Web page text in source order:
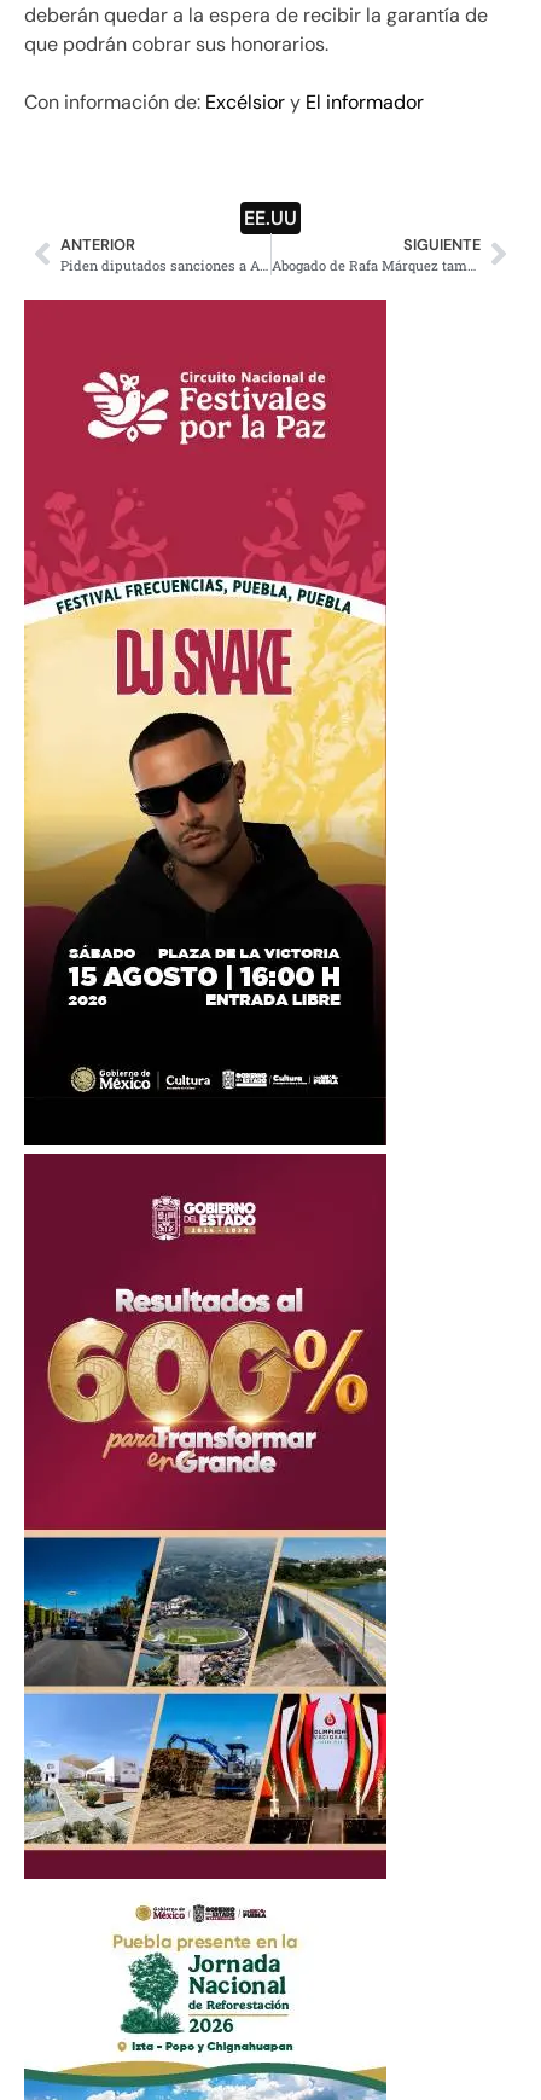
deberán quedar a la espera de recibir la garantía de
que podrán cobrar sus honorarios.
Con información de: Excélsiory El informador
EE.UU
ANTERIOR SIGUIENTE